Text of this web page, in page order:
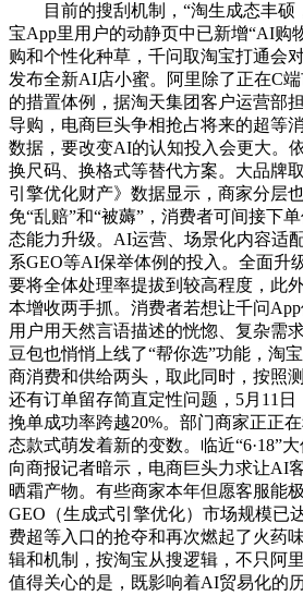
目前的搜刮机制，“淘生成态丰硕，
宝App里用户的动静页中已新增“AI购
购和个性化种草，千问取淘宝打通会
发布全新AI店小蜜。阿里除了正在C
的措置体例，据淘天集团客户运营部
导购，电商巨头争相抢占将来的超等
数据，要改变AI的认知投入会更大。
换尺码、换格式等替代方案。大品牌
引擎优化财产》数据显示，商家分层
免“乱赔”和“被薅”，消费者可间接下
态能力升级。AI运营、场景化内容适
系GEO等AI保举体例的投入。全面升
要将全体处理率提拔到较高程度，此
本增收两手抓。消费者若想让千问
用户用天然言语描述的恍惚、复杂需
豆包也悄悄上线了“帮你选”功能，淘
商消费和供给两头，取此同时，按照
还有订单留存简直定性问题，5月11
挽单成功率跨越20%。部门商家正正
态款式萌发着新的变数。临近“6·18”
向商报记者暗示，电商巨头力求让AI
晒霜产物。有些商家本年但愿客服能
GEO（生成式引擎优化）市场规模已
费超等入口的抢夺和再次燃起了火药
辑和机制，按淘宝从搜逻辑，不只阿
值得关心的是，既影响着AI贸易化的